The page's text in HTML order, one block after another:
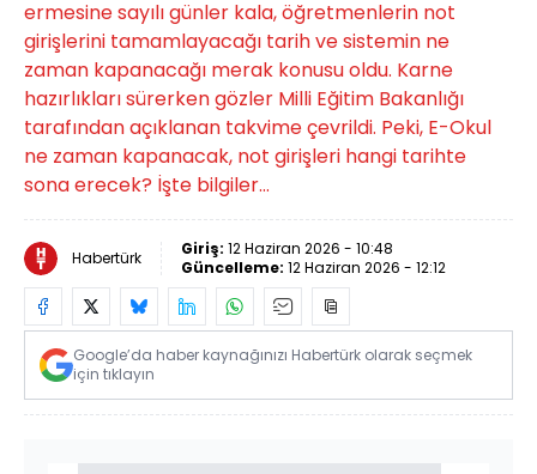
ermesine sayılı günler kala, öğretmenlerin not
girişlerini tamamlayacağı tarih ve sistemin ne
zaman kapanacağı merak konusu oldu. Karne
hazırlıkları sürerken gözler Milli Eğitim Bakanlığı
tarafından açıklanan takvime çevrildi. Peki, E-Okul
ne zaman kapanacak, not girişleri hangi tarihte
sona erecek? İşte bilgiler...
Habertürk Giriş: 12 Haziran 2026 - 10:48
Güncelleme: 12 Haziran 2026 - 12:12
Google’da haber kaynağınızı Habertürk olarak seçmek
için tıklayın